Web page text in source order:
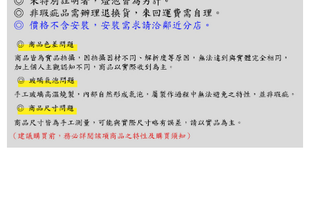
３．收到繳費通知簡訊後14天內，點擊此簡訊中的連結，可透過四大超商／
ATM／網路銀行／等多元方式進行付款，方視為交易完成。
購買商品的店家。未經商家同意取消之訂單仍視為有效，需透過AFTEE先享
後付繳納相關費用。
※ 交易是否成功請以「AFTEE先享後付 」之結帳頁面顯示為準，若有關於
是否繳費成功／繳費後需取消欲退款等相關疑問，請聯繫「AFTEE先享後付
客戶支援中心」 https://netprotections.freshdesk.com/support/home
【注意事項】
１．透過由恩沛科技股份有限公司提供之「AFTEE先享後付」服務完成之交
易，需依本服務之必要範圍內提供個人資料，並將交易相關給付款項請求債